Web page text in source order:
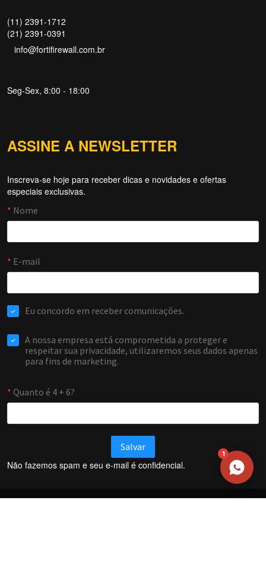
(11) 2391-1712
(21) 2391-0391
info@fortifirewall.com.br
Seg-Sex, 8:00 - 18:00
ASSINE A NEWSLETTER
Inscreva-se hoje para receber dicas e novidades e ofertas
especiais exclusivas.
Não fazemos spam e seu e-mail é confidencial.
EMAIL
WHATSAPP / TELEFONE
Solicitar atendimento
1